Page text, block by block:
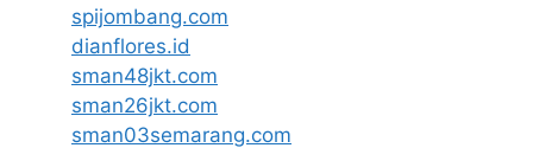
spijombang.com
dianflores.id
sman48jkt.com
sman26jkt.com
sman03semarang.com